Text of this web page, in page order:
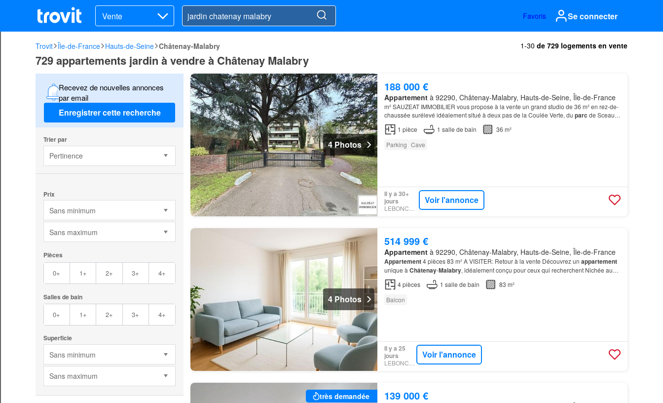
Vente Favoris Se connecter
Trovit Île-de-France Hauts-de-Seine Châtenay-Malabry 1-30 de 729 logements en vente
729 appartements jardin à vendre à Châtenay Malabry
Recevez de nouvelles annonces
par email
Enregistrer cette recherche
Trier par
Pertinence
Prix
Sans minimum
Sans maximum
Pièces
0+ 1+ 2+ 3+ 4+
Salles de bain
0+ 1+ 2+ 3+ 4+
Superficie
Sans minimum
Sans maximum
4 Photos
188 000 €
Appartementà 92290, Châtenay-Malabry, Hauts-de-Seine, Île-de-France
m² SAUZEAT IMMOBILIER vous propose à la vente un grand studio de 36 m² en rez-de-
chaussée surélevé idéalement situé à deux pas de la Coulée Verte, du parc de Sceaux
et du centre-ville de
Malabry.…
1 pièce 1 salle de bain
36 m²
Parking Cave
Il y a 30+
jours
LEBONCOIN
Voir l'annonce
4 Photos
514 999 €
Appartementà 92290, Châtenay-Malabry, Hauts-de-Seine, Île-de-France
Appartement4 pièces 83 m² A VISITER: Retour à la vente Découvrez un appartement
unique à Châtenay-Malabry, idéalement conçu pour ceux qui recherchent Nichée au
cœur de
Châtenay- , cette résidence bénéficie d'un emplace…
4pièces 1 salle de bain
83 m²
Balcon
Il y a 25
jours
LEBONCOIN
Voir l'annonce
très demandée 139 000 €